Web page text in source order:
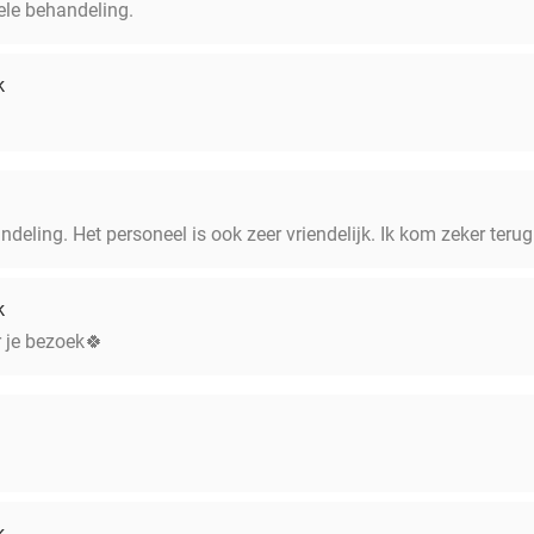
behandeling.
Het personeel is ook zeer vriendelijk. Ik kom zeker
bezoek🍀